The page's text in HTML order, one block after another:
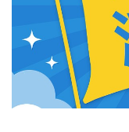
刊登